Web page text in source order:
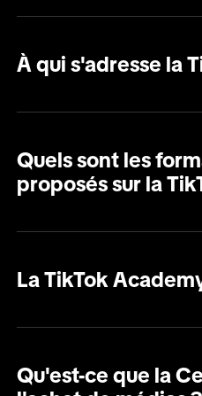
À qui s'adresse la
Quels sont les
proposés sur la
La TikTok
Qu'est-ce que la